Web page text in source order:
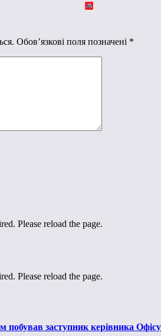
Обов’язкові поля позначені *
Please reload the page.
Please reload the page.
побував заступник керівника